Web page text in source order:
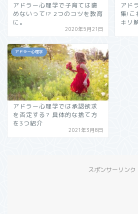
アドラー心理学で子育ては褒
めないって!? 2つのコツを教育
に。
2020年5月21日
アド
集!こ
キリ
アドラー心理学
アドラー心理学では承認欲求
を否定する? 具体的な捨て方
を3つ紹介
2021年3月8日
スポンサーリンク